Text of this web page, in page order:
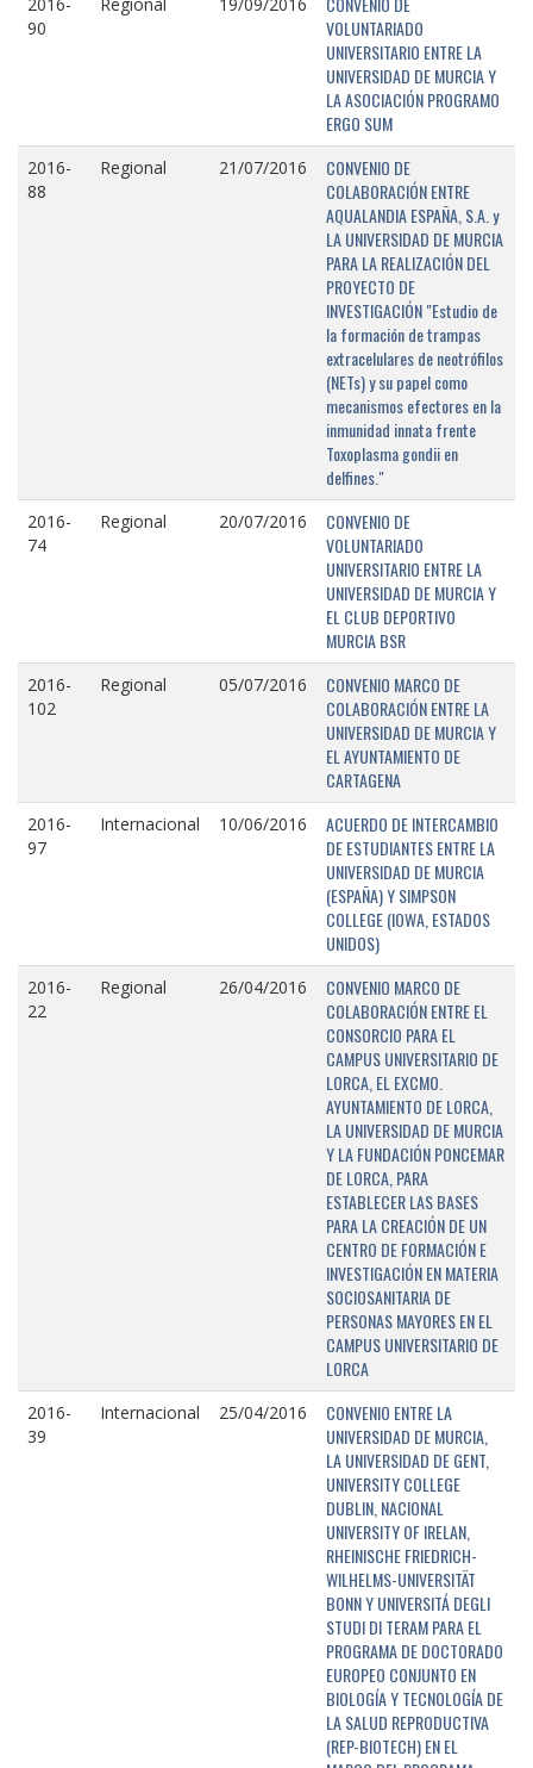
90
VOLUNTARIADO
UNIVERSITARIO ENTRE LA
UNIVERSIDAD DE MURCIA Y
LA ASOCIACIÓN PROGRAMO
ERGO SUM
2016-
88
Regional 21/07/2016
CONVENIO DE
COLABORACIÓN ENTRE
AQUALANDIA ESPAÑA, S.A. y
LA UNIVERSIDAD DE MURCIA
PARA LA REALIZACIÓN DEL
PROYECTO DE
INVESTIGACIÓN "Estudio de
la formación de trampas
extracelulares de neotrófilos
(NETs) y su papel como
mecanismos efectores en la
inmunidad innata frente
Toxoplasma gondii en
delfines."
2016-
74
Regional 20/07/2016
CONVENIO DE
VOLUNTARIADO
UNIVERSITARIO ENTRE LA
UNIVERSIDAD DE MURCIA Y
EL CLUB DEPORTIVO
MURCIA BSR
2016-
102
Regional 05/07/2016
CONVENIO MARCO DE
COLABORACIÓN ENTRE LA
UNIVERSIDAD DE MURCIA Y
EL AYUNTAMIENTO DE
CARTAGENA
2016-
97
Internacional 10/06/2016
ACUERDO DE INTERCAMBIO
DE ESTUDIANTES ENTRE LA
UNIVERSIDAD DE MURCIA
(ESPAÑA) Y SIMPSON
COLLEGE (IOWA, ESTADOS
UNIDOS)
2016-
22
Regional 26/04/2016
CONVENIO MARCO DE
COLABORACIÓN ENTRE EL
CONSORCIO PARA EL
CAMPUS UNIVERSITARIO DE
LORCA, EL EXCMO.
AYUNTAMIENTO DE LORCA,
LA UNIVERSIDAD DE MURCIA
Y LA FUNDACIÓN PONCEMAR
DE LORCA, PARA
ESTABLECER LAS BASES
PARA LA CREACIÓN DE UN
CENTRO DE FORMACIÓN E
INVESTIGACIÓN EN MATERIA
SOCIOSANITARIA DE
PERSONAS MAYORES EN EL
CAMPUS UNIVERSITARIO DE
LORCA
2016-
39
Internacional 25/04/2016
CONVENIO ENTRE LA
UNIVERSIDAD DE MURCIA,
LA UNIVERSIDAD DE GENT,
UNIVERSITY COLLEGE
DUBLIN, NACIONAL
UNIVERSITY OF IRELAN,
RHEINISCHE FRIEDRICH-
WILHELMS-UNIVERSITÄT
BONN Y UNIVERSITÁ DEGLI
STUDI DI TERAM PARA EL
PROGRAMA DE DOCTORADO
EUROPEO CONJUNTO EN
BIOLOGÍA Y TECNOLOGÍA DE
LA SALUD REPRODUCTIVA
(REP-BIOTECH) EN EL